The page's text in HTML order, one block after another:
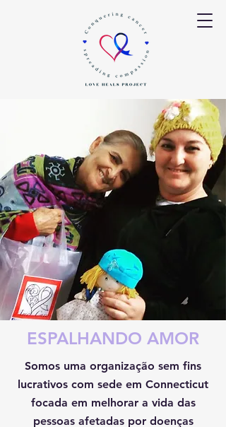
ESPALHANDO AMOR
Somos uma organização sem fins
lucrativos com sede em Connecticut
focada em melhorar a vida das
pessoas afetadas por doenças